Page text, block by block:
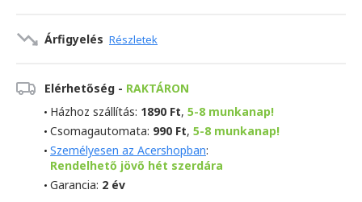
Árfigyelés Részletek
Elérhetőség - RAKTÁRON
Házhoz szállítás: 1890 Ft, 5-8 munkanap!
Csomagautomata: 990 Ft, 5-8 munkanap!
Személyesen az Acershopban:
Rendelhető jövő hét szerdára
Garancia: 2 év